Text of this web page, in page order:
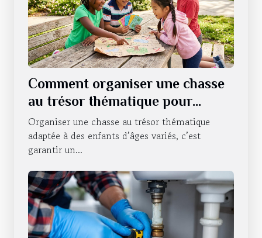
Comment organiser une chasse
au trésor thématique pour
enfants de différents âges ?
Organiser une chasse au trésor thématique
adaptée à des enfants d’âges variés, c’est
garantir un...